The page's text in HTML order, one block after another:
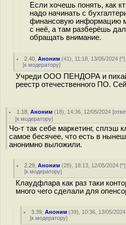
Если хочешь понять, как
надо начинать с
финансовую информацию
с неё, а там разберёшь
обращать внимание.
2.40 ,Аноним (41), 11:18, 13/05/2024 [^]
[к модератору]
Учреди ООО ПЕНДОРА и
реестр отечественного ПО.
1.18 ,Аноним (18), 14:36, 12/05/2024 [
[к модератору]
Чо-т так себе маркетинг, сплэш
самое бесячее, что есть в
анонимно выложили.
2.29 ,Аноним (28), 18:13, 12/05/2024 [^
[к модератору]
Клаудфлара как раз таки
много чего сделали для
3.39 ,Аноним (39), 10:36, 13/05/
[к модератору]